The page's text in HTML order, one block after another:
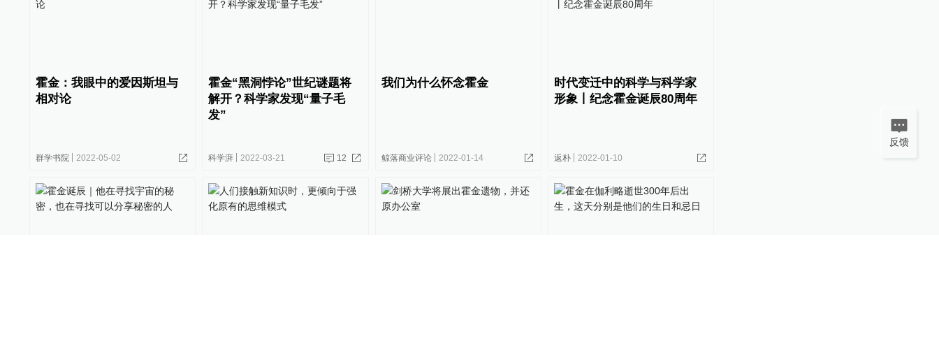
霍金：我眼中的爱因斯坦与
相对论
群学书院 2022-05-02
霍金“黑洞悖论”世纪谜题将
解开？科学家发现“量子毛
发”
科学湃 2022-03-21 12
我们为什么怀念霍金
鲸落商业评论 2022-01-14
时代变迁中的科学与科学家
形象丨纪念霍金诞辰80周年
返朴 2022-01-10
反馈